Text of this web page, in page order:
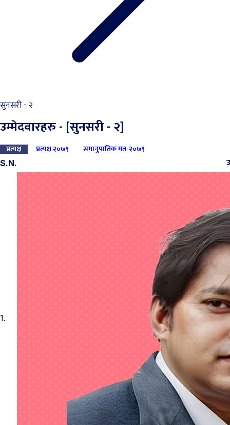
सुनसरी - २
उम्मेदवारहरु - [सुनसरी - २]
प्रत्यक्ष प्रत्यक्ष २०७९ समानुपातिक मत-२०७९
S.N.
1.